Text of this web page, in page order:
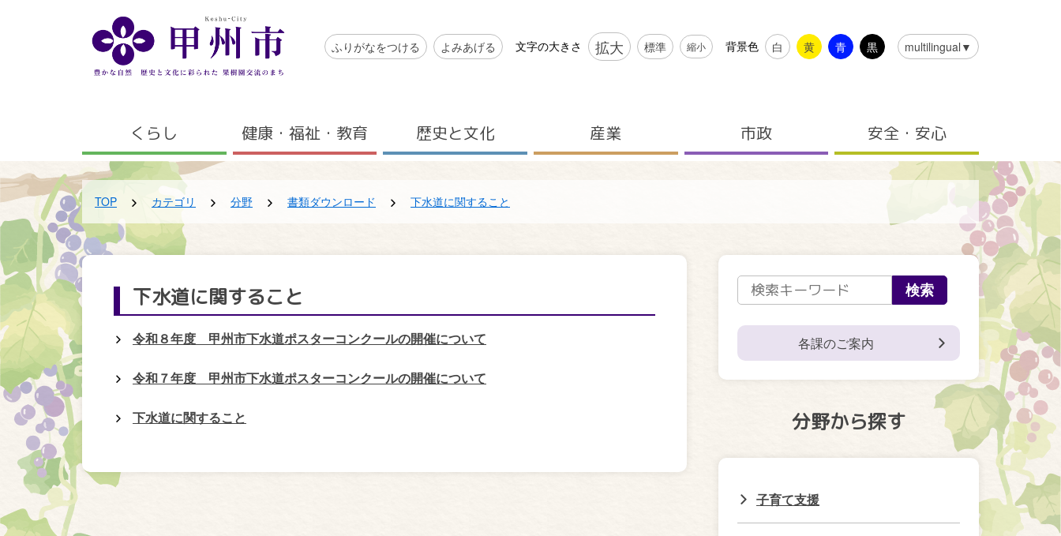
アクセシビリティツール
ふりがなをつける よみあげる 文字の大きさ 拡大 標準 縮小 背景色 白 黄 青 黒 multilingual▼
くらし 健康・福祉・教育 歴史と文化 産業 市政 安全・安心
TOP カテゴリ 分野 書類ダウンロード 下水道に関すること
下水道に関すること
令和８年度 甲州市下水道ポスターコンクールの開催について
令和７年度 甲州市下水道ポスターコンクールの開催について
下水道に関すること
各課のご案内
分野から探す
子育て支援